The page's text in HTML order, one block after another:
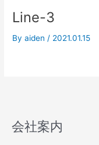
Line-3
Byaiden / 2021.01.15
会社案内